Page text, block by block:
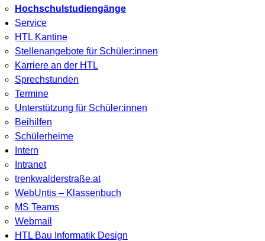
Hochschulstudiengänge
Service
HTL Kantine
Stellenangebote für Schüler:innen
Karriere an der HTL
Sprechstunden
Termine
Unterstützung für Schüler:innen
Beihilfen
Schülerheime
Intern
Intranet
trenkwalderstraße.at
WebUntis – Klassenbuch
MS Teams
Webmail
HTL Bau Informatik Design